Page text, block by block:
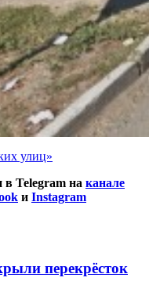
улиц»
Telegram на канале
и Instagram
перекрёсток